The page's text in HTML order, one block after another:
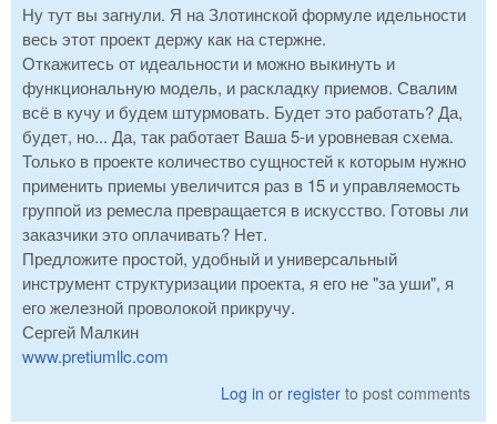
Ну тут вы загнули. Я на Злотинской формуле идельности
весь этот проект держу как на стержне.
Откажитесь от идеальности и можно выкинуть и
функциональную модель, и раскладку приемов. Свалим
всё в кучу и будем штурмовать. Будет это работать? Да,
будет, но... Да, так работает Ваша 5-и уровневая схема.
Только в проекте количество сущностей к которым нужно
применить приемы увеличится раз в 15 и управляемость
группой из ремесла превращается в искусство. Готовы ли
заказчики это оплачивать? Нет.
Предложите простой, удобный и универсальный
инструмент структуризации проекта, я его не "за уши", я
его железной проволокой прикручу.
Сергей Малкин
www.pretiumllc.com
Log in or register to post comments